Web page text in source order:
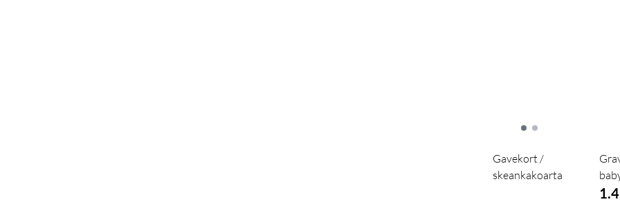
Gavekort /
skeankakoarta